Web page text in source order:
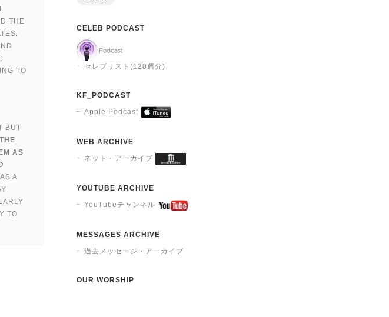
CELEB PODCAST
セレブリスト(120週分)
KF_PODCAST
Apple Podcast
WEB ARCHIVE
ネット・アーカイブ
YOUTUBE ARCHIVE
YouTubeチャンネル
MESSAGES ARCHIVE
過去メッセージ・アーカイブ
OUR WORSHIP
THE
TO
BUT
THE
AS
A
TO